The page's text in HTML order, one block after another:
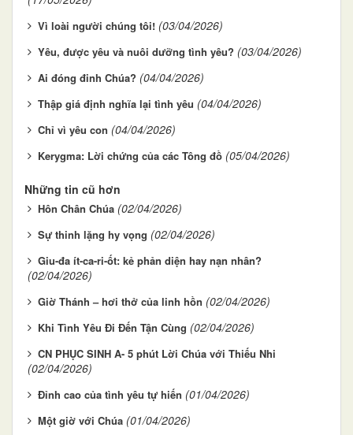
Vì loài người chúng tôi! (03/04/2026)
Yêu, được yêu và nuôi dưỡng tình yêu? (03/04/2026)
Ai đóng đinh Chúa? (04/04/2026)
Thập giá định nghĩa lại tình yêu (04/04/2026)
Chỉ vì yêu con (04/04/2026)
Kerygma: Lời chứng của các Tông đồ (05/04/2026)
Những tin cũ hơn
Hôn Chân Chúa (02/04/2026)
Sự thinh lặng hy vọng (02/04/2026)
Giu-đa ít-ca-ri-ốt: kẻ phản diện hay nạn nhân?
(02/04/2026)
Giờ Thánh – hơi thở của linh hồn (02/04/2026)
Khi Tình Yêu Đi Đến Tận Cùng (02/04/2026)
CN PHỤC SINH A- 5 phút Lời Chúa với Thiếu Nhi
(02/04/2026)
Đỉnh cao của tình yêu tự hiến (01/04/2026)
Một giờ với Chúa (01/04/2026)